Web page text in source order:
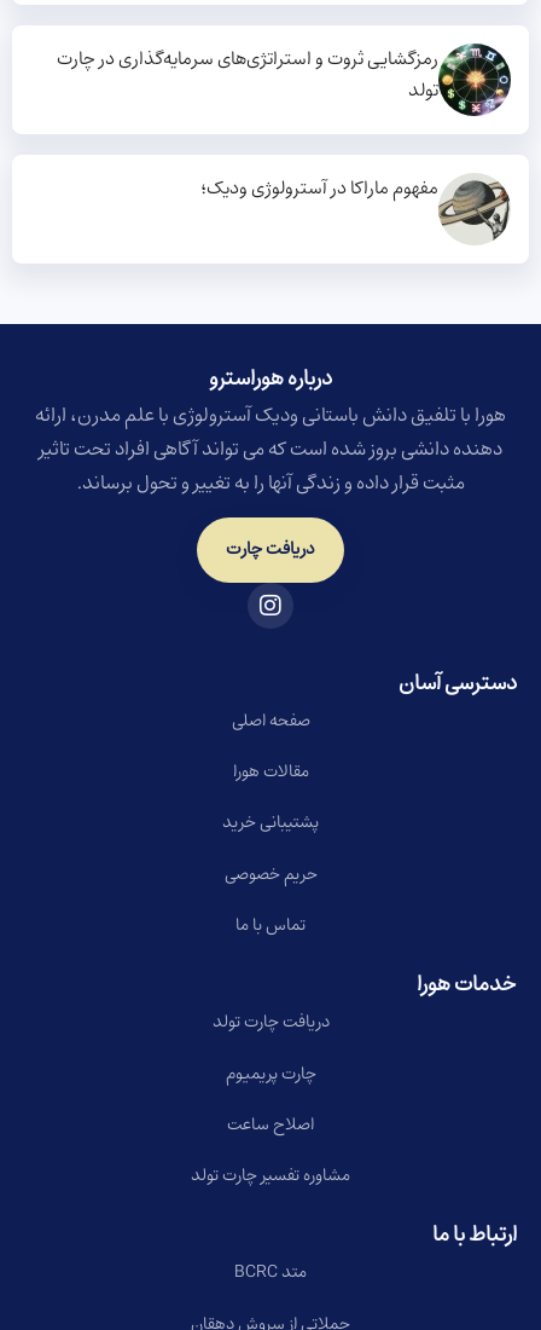
رمزگشایی ثروت و استراتژی‌های سرمایه‌گذاری در چارت
تولد
مفهوم ماراکا در آسترولوژی ودیک؛
درباره هوراسترو​
هورا با تلفیق دانش باستانی ودیک آسترولوژی با علم مدرن، ارائه
دهنده دانشی بروز شده است که می تواند آگاهی افراد تحت تاثیر
مثبت قرار داده و زندگی آنها را به تغییر و تحول برساند.
دریافت چارت
دسترسی آسان
صفحه اصلی
مقالات هورا
پشتیبانی خرید
حریم خصوصی
تماس با ما
خدمات هورا
دریافت چارت تولد
چارت پریمیوم
اصلاح ساعت
مشاوره تفسیر چارت تولد
ارتباط با ما
متد BCRC
جملاتی از سروش دهقان